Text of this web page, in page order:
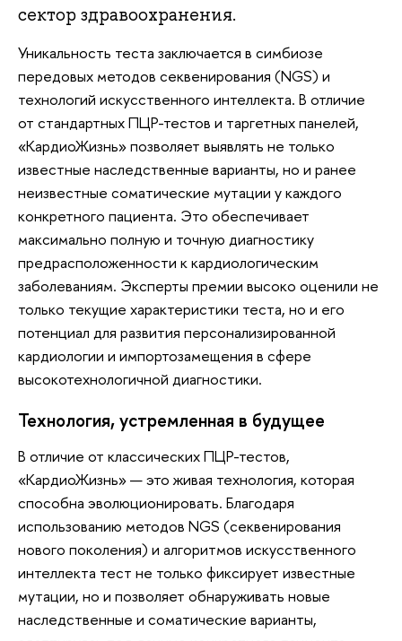
сектор здравоохранения.
Уникальность теста заключается в симбиозе
передовых методов секвенирования (NGS) и
технологий искусственного интеллекта. В отличие
от стандартных ПЦР-тестов и таргетных панелей,
«КардиоЖизнь» позволяет выявлять не только
известные наследственные варианты, но и ранее
неизвестные соматические мутации у каждого
конкретного пациента. Это обеспечивает
максимально полную и точную диагностику
предрасположенности к кардиологическим
заболеваниям. Эксперты премии высоко оценили не
только текущие характеристики теста, но и его
потенциал для развития персонализированной
кардиологии и импортозамещения в сфере
высокотехнологичной диагностики.
Технология, устремленная в будущее
В отличие от классических ПЦР-тестов,
«КардиоЖизнь» — это живая технология, которая
способна эволюционировать. Благодаря
использованию методов NGS (секвенирования
нового поколения) и алгоритмов искусственного
интеллекта тест не только фиксирует известные
мутации, но и позволяет обнаруживать новые
наследственные и соматические варианты,